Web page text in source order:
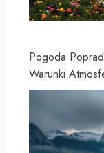
Pogoda
Warunki